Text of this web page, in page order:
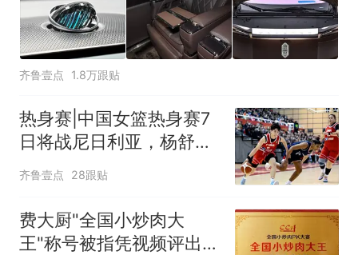
齐鲁壹点 1.8万跟贴
热身赛|中国女篮热身赛7
日将战尼日利亚，杨舒予
有望出战
齐鲁壹点 28跟贴
费大厨"全国小炒肉大
王"称号被指凭视频评出